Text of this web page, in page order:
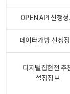
OPEN API 신청
데이터개방 신청
디지털집현전 추
설정정보